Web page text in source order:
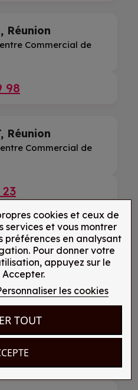
Réunion
Commercial de
98
Réunion
Commercial de
Réunion
Centre Commercial
70
CENTRE VILLE
cookies et ceux de
services et vous montrer
préférences en analysant
Pour donner votre
appuyez sur le
les cookies
TOUT